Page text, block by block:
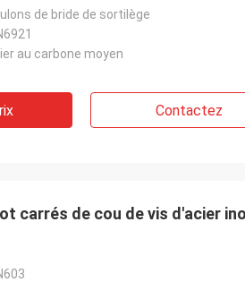
de bride de sortilège
au carbone moyen
Contactez
carrés de cou de vis d'acier